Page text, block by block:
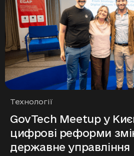
Рубрики
Технології
GovTech Meetup у
цифрові реформи
державне управління